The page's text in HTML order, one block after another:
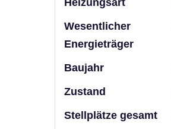
Wesentlicher
Energieträger
Baujahr
Zustand
Stellplätze gesamt